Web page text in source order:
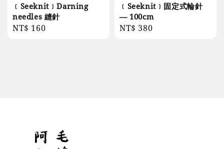
﹝Seeknit﹞Darning
needles 縫針
Regular
NT$ 160
﹝Seeknit﹞固定式輪針
— 100cm
Regular
NT$ 380